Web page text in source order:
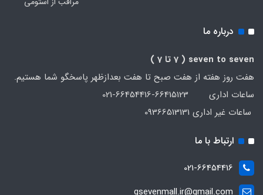
درباره ما
seven to seven ( 7 تا 7 )
هفت روز هفته از هفت صبح تا هفت بعدازظهر پاسخگو شما هستیم.
ساعات اداری 66415123-66454416-021
ساعات غیر اداری 09366513131
ارتباط با ما
021-66454416
gsevenmall.ir@gmail.com